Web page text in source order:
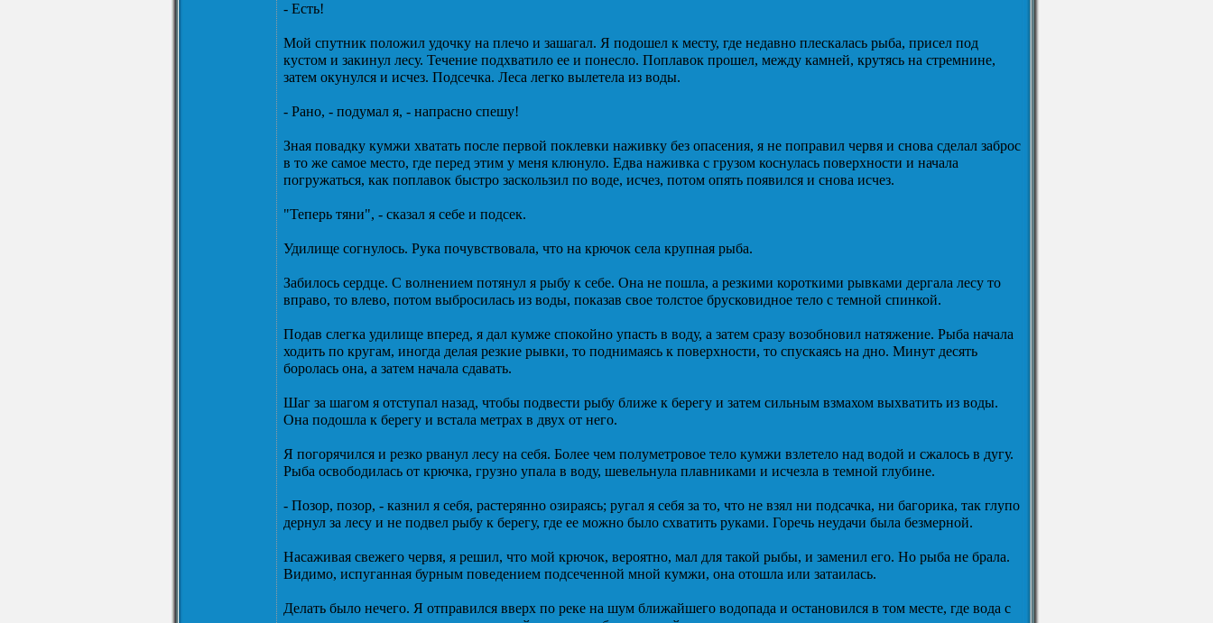
- Есть!
Мой спутник положил удочку на плечо и зашагал. Я подошел к месту, где недавно плескалась рыба, присел под
кустом и закинул лесу. Течение подхватило ее и понесло. Поплавок прошел, между камней, крутясь на стремнине,
затем окунулся и исчез. Подсечка. Леса легко вылетела из воды.
- Рано, - подумал я, - напрасно спешу!
Зная повадку кумжи хватать после первой поклевки наживку без опасения, я не поправил червя и снова сделал заброс
в то же самое место, где перед этим у меня клюнуло. Едва наживка с грузом коснулась поверхности и начала
погружаться, как поплавок быстро заскользил по воде, исчез, потом опять появился и снова исчез.
"Теперь тяни", - сказал я себе и подсек.
Удилище согнулось. Рука почувствовала, что на крючок села крупная рыба.
Забилось сердце. С волнением потянул я рыбу к себе. Она не пошла, а резкими короткими рывками дергала лесу то
вправо, то влево, потом выбросилась из воды, показав свое толстое брусковидное тело с темной спинкой.
Подав слегка удилище вперед, я дал кумже спокойно упасть в воду, а затем сразу возобновил натяжение. Рыба начала
ходить по кругам, иногда делая резкие рывки, то поднимаясь к поверхности, то спускаясь на дно. Минут десять
боролась она, а затем начала сдавать.
Шаг за шагом я отступал назад, чтобы подвести рыбу ближе к берегу и затем сильным взмахом выхватить из воды.
Она подошла к берегу и встала метрах в двух от него.
Я погорячился и резко рванул лесу на себя. Более чем полуметровое тело кумжи взлетело над водой и сжалось в дугу.
Рыба освободилась от крючка, грузно упала в воду, шевельнула плавниками и исчезла в темной глубине.
- Позор, позор, - казнил я себя, растерянно озираясь; ругал я себя за то, что не взял ни подсачка, ни багорика, так глупо
дернул за лесу и не подвел рыбу к берегу, где ее можно было схватить руками. Горечь неудачи была безмерной.
Насаживая свежего червя, я решил, что мой крючок, вероятно, мал для такой рыбы, и заменил его. Но рыба не брала.
Видимо, испуганная бурным поведением подсеченной мной кумжи, она отошла или затаилась.
Делать было нечего. Я отправился вверх по реке на шум ближайшего водопада и остановился в том месте, где вода с